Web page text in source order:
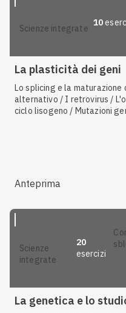
scienze integrate
10
La plasticità dei geni
Lo splicing e la maturazione
alternativo / I retrovirus /
ciclo lisogeno / Mutazioni
Anteprima
scienze
integrate
20
esercizi
contenuto riservato: accedi per
La genetica e lo